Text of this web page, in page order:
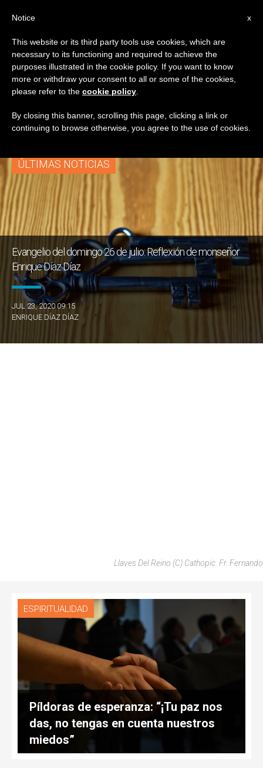
ETIQUETA
Posts Tagged
‘parábolas’
ÚLTIMAS NOTICIAS
Evangelio del domingo 26 de julio: Reflexión de monseñor
Enrique Díaz Díaz
JUL 23, 2020 09:15
ENRIQUE DÍAZ DÍAZ
Llaves Del Reino (C) Cathopic. Fr. Fernando
ESPIRITUALIDAD
Píldoras de esperanza: “¡Tu paz nos
das, no tengas en cuenta nuestros
miedos”
x
Notice
This website or its third party tools use cookies, which are
necessary to its functioning and required to achieve the
purposes illustrated in the cookie policy. If you want to know
more or withdraw your consent to all or some of the cookies,
please refer to the cookie policy
By closing this banner, scrolling this page, clicking a link or
continuing to browse otherwise, you agree to the use of cookies.